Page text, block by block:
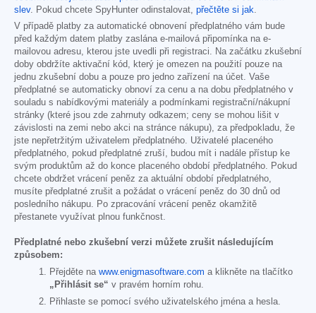
slev. Pokud chcete SpyHunter odinstalovat, přečtěte si jak.
V případě platby za automatické obnovení předplatného vám bude
před každým datem platby zaslána e-mailová připomínka na e-
mailovou adresu, kterou jste uvedli při registraci. Na začátku zkušební
doby obdržíte aktivační kód, který je omezen na použití pouze na
jednu zkušební dobu a pouze pro jedno zařízení na účet. Vaše
předplatné se automaticky obnoví za cenu a na dobu předplatného v
souladu s nabídkovými materiály a podmínkami registrační/nákupní
stránky (které jsou zde zahrnuty odkazem; ceny se mohou lišit v
závislosti na zemi nebo akci na stránce nákupu), za předpokladu, že
jste nepřetržitým uživatelem předplatného. Uživatelé placeného
předplatného, pokud předplatné zruší, budou mít i nadále přístup ke
svým produktům až do konce placeného období předplatného. Pokud
chcete obdržet vrácení peněz za aktuální období předplatného,
musíte předplatné zrušit a požádat o vrácení peněz do 30 dnů od
posledního nákupu. Po zpracování vrácení peněz okamžitě
přestanete využívat plnou funkčnost.
Předplatné nebo zkušební verzi můžete zrušit následujícím
způsobem:
Přejděte na www.enigmasoftware.com a klikněte na tlačítko
„Přihlásit se“ v pravém horním rohu.
Přihlaste se pomocí svého uživatelského jména a hesla.